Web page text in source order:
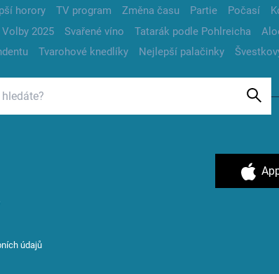
horory TV program Změna času Partie Počasí
Volby 2025 Svařené víno Tatarák podle Pohlreicha
Tvarohové knedlíky Nejlepší palačinky
údajů